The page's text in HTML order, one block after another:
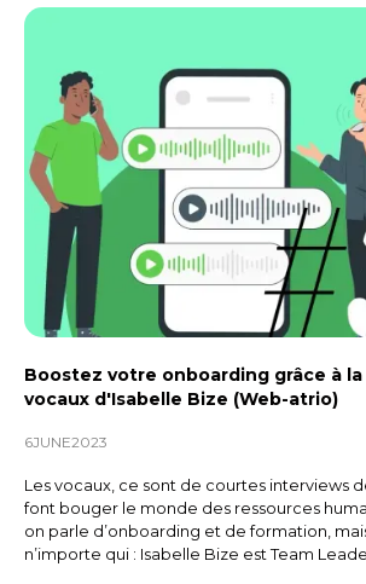
Boostez votre onboarding grâce à
vocaux d'Isabelle Bize (Web-atrio)
6JUNE2023
Les vocaux, ce sont de courtes interviews
font bouger le monde des ressources
on parle d’onboarding et de formation,
n’importe qui : Isabelle Bize est Team